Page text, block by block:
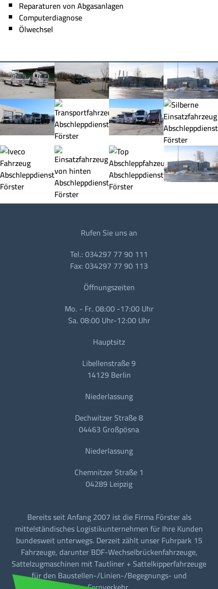
Reparaturen von Abgasanlagen
Computerdiagnose
Ölwechsel
Rufen Sie uns an
Tel.: 034297 77 90 111
Fax: 034297 77 90 113
Öffnungszeiten
Mo. - Fr. 08:00 -17:00 Uhr
Sa. 08:00 Uhr-12:00 Uhr
Hauptsitz
Libellenstraße 9
14129 Berlin
Niederlassung
Dechwitzer Straße 8
04463 Großpösna
Niederlassung
Chemnitzer Straße 1
04289 Leipzig
Bereits seit Anfang 2007 ist die Firma Förster als
mittelständisches Logistikunternehmen für Ihre Kunden
bundesweit unterwegs. Derzeit zählt unser Fuhrpark 15
Fahrzeuge, darunter BDF-Wechselbrückenfahrzeuge,
Sattelzugmaschinen mit Tautliner + Sattelkipperfahrzeuge
für den Baustellen-/Linien-/Begegnungs- und